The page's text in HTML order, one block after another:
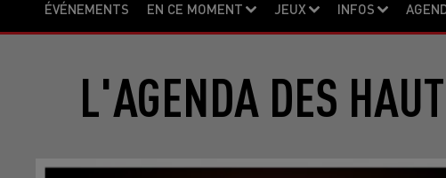
ÉVÉNEMENTS EN CE MOMENT JEUX INFOS
L'AGENDA DES